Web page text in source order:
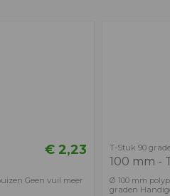
€ 2,23
Geen vuil meer
T-Stuk 90
100 mm -
Ø 100 mm
graden